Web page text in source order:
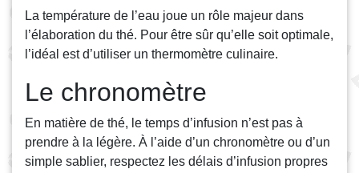
La température de l’eau joue un rôle majeur dans
l’élaboration du thé. Pour être sûr qu’elle soit optimale,
l’idéal est d’utiliser un thermomètre culinaire.
Le chronomètre
En matière de thé, le temps d’infusion n’est pas à
prendre à la légère. À l’aide d’un chronomètre ou d’un
simple sablier, respectez les délais d’infusion propres